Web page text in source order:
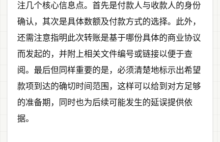
注几个核心信息点。首先是付款人与收款人的身份
确认，其次是具体数额及付款方式的选择。此外，
还需注意指明此次转账是基于哪份具体的商业协议
而发起的，并附上相关文件编号或链接以便于查
阅。最后但同样重要的是，必须清楚地标示出希望
款项到达的确切时间范围，这样可以给到对方足够
的准备期，同时也为后续可能发生的延误提供依
据。